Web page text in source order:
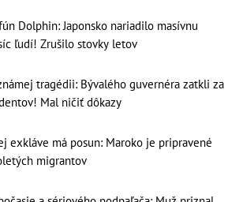
Dolphin: Japonsko nariadilo masívnu
ľudí! Zrušilo stovky letov
tragédii: Bývalého guvernéra zatkli za
Mal ničiť dôkazy
exkláve má posun: Maroko je pripravené
migrantov